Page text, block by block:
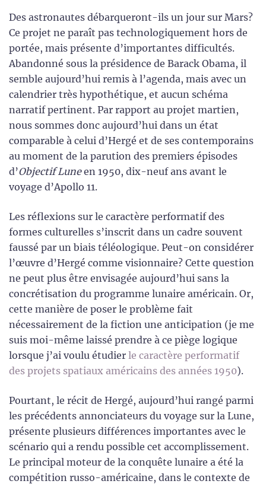
Des astronautes débarqueront-ils un jour sur Mars?
Ce projet ne paraît pas technologiquement hors de
portée, mais présente d’importantes difficultés.
Abandonné sous la présidence de Barack Obama, il
semble aujourd’hui remis à l’agenda, mais avec un
calendrier très hypothétique, et aucun schéma
narratif pertinent. Par rapport au projet martien,
nous sommes donc aujourd’hui dans un état
comparable à celui d’Hergé et de ses contemporains
au moment de la parution des premiers épisodes
d’Objectif Luneen 1950, dix-neuf ans avant le
voyage d’Apollo 11.
Les réflexions sur le caractère performatif des
formes culturelles s’inscrit dans un cadre souvent
faussé par un biais téléologique. Peut-on considérer
l’œuvre d’Hergé comme visionnaire? Cette question
ne peut plus être envisagée aujourd’hui sans la
concrétisation du programme lunaire américain. Or,
cette manière de poser le problème fait
nécessairement de la fiction une anticipation (je me
suis moi-même laissé prendre à ce piège logique
lorsque j’ai voulu étudier le caractère performatif
des projets spatiaux américains des années 1950).
Pourtant, le récit de Hergé, aujourd’hui rangé parmi
les précédents annonciateurs du voyage sur la Lune,
présente plusieurs différences importantes avec le
scénario qui a rendu possible cet accomplissement.
Le principal moteur de la conquête lunaire a été la
compétition russo-américaine, dans le contexte de